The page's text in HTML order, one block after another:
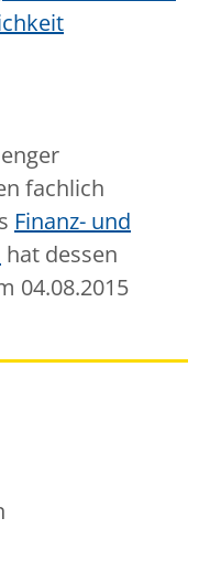
fachlich
Finanz- und
hat dessen
04.08.2015